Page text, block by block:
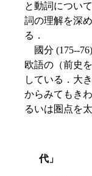
と動詞につい
詞の理解を深
る．
國分 (175--
欧語の（前史
している．大
からみてもき
るいは圏点を
代」